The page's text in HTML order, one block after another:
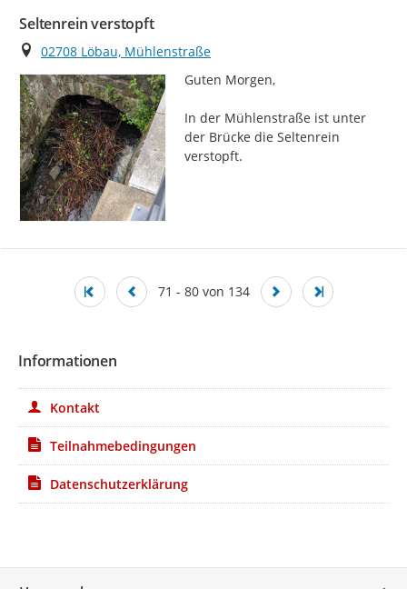
Seltenrein verstopft
Ort
02708 Löbau, Mühlenstraße
Guten Morgen,
In der Mühlenstraße ist unter
der Brücke die Seltenrein
verstopft.
71 - 80 von 134
Informationen
Kontakt
Teilnahmebedingungen
Datenschutzerklärung